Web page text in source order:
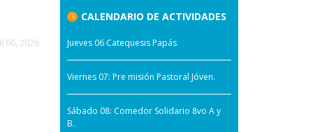
06, 2026
CALENDARIO DE ACTIVIDADES
Jueves 06 Catequesis Papás
Viernes 07: Pre misión Pastoral Jóven.
Sábado 08: Comedor Solidario 8vo A y
B.